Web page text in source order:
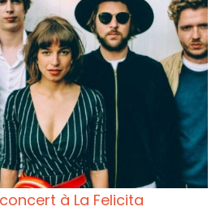
à La Felicita